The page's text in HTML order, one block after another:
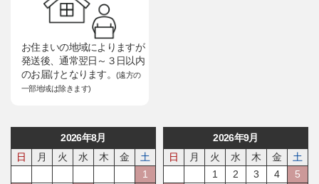
お住まいの地域によりますが
発送後、通常翌日～３日以内
のお届けとなります。
(遠方の
一部地域は除きます)
2026年8月
日
月 火 水 木 金
土
1
2026年9月
日
月 火 水 木 金
土
1
2 3 4
5